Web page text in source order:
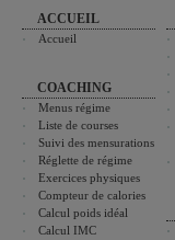
ACCUEIL
Accueil
COACHING
Menus régime
Liste de courses
Suivi des mensurations
Réglette de régime
Exercices physiques
Compteur de calories
Calcul poids idéal
Calcul IMC